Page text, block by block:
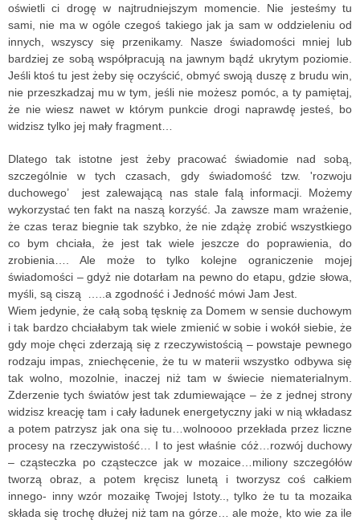
oświetli ci drogę w najtrudniejszym momencie. Nie jesteśmy tu
sami, nie ma w ogóle czegoś takiego jak ja sam w oddzieleniu od
innych, wszyscy się przenikamy. Nasze świadomości mniej lub
bardziej ze sobą współpracują na jawnym bądź ukrytym poziomie.
Jeśli ktoś tu jest żeby się oczyścić, obmyć swoją duszę z brudu win,
nie przeszkadzaj mu w tym, jeśli nie możesz pomóc, a ty pamiętaj,
że nie wiesz nawet w którym punkcie drogi naprawdę jesteś, bo
widzisz tylko jej mały fragment…
Dlatego tak istotne jest żeby pracować świadomie nad sobą,
szczególnie w tych czasach, gdy świadomość tzw. 'rozwoju
duchowego’ jest zalewającą nas stale falą informacji. Możemy
wykorzystać ten fakt na naszą korzyść. Ja zawsze mam wrażenie,
że czas teraz biegnie tak szybko, że nie zdążę zrobić wszystkiego
co bym chciała, że jest tak wiele jeszcze do poprawienia, do
zrobienia…. Ale może to tylko kolejne ograniczenie mojej
świadomości – gdyż nie dotarłam na pewno do etapu, gdzie słowa,
myśli, są ciszą …..a zgodność i Jedność mówi Jam Jest.
Wiem jedynie, że całą sobą tęsknię za Domem w sensie duchowym
i tak bardzo chciałabym tak wiele zmienić w sobie i wokół siebie, że
gdy moje chęci zderzają się z rzeczywistością – powstaje pewnego
rodzaju impas, zniechęcenie, że tu w materii wszystko odbywa się
tak wolno, mozolnie, inaczej niż tam w świecie niematerialnym.
Zderzenie tych światów jest tak zdumiewające – że z jednej strony
widzisz kreację tam i cały ładunek energetyczny jaki w nią wkładasz
a potem patrzysz jak ona się tu…wolnoooo przekłada przez liczne
procesy na rzeczywistość… I to jest właśnie cóż…rozwój duchowy
– cząsteczka po cząsteczce jak w mozaice…miliony szczegółów
tworzą obraz, a potem kręcisz lunetą i tworzysz coś całkiem
innego- inny wzór mozaikę Twojej Istoty.., tylko że tu ta mozaika
składa się trochę dłużej niż tam na górze… ale może, kto wie za ile